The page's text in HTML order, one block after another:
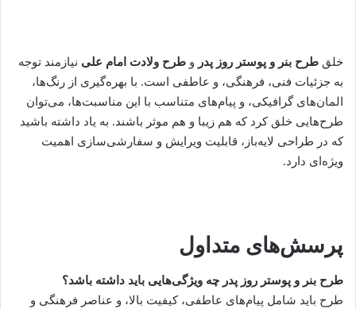
خلق طرح بنر و پوستر روز پدر و طرح ولادت امام علی نیازمند توجه
به جزئیات فنی، فرهنگی، و عاطفی است. با بهره‌گیری از رنگ‌ها،
المان‌های گرافیکی، و پیام‌های متناسب با این مناسبت‌ها، می‌توان
طرح‌هایی خلق کرد که هم زیبا و هم موثر باشند. به یاد داشته باشید
که در طراحی لایه‌باز، قابلیت ویرایش و سفارشی‌سازی اهمیت
ویژه‌ای دارد.
پرسش‌های متداول
طرح بنر و پوستر روز پدر چه ویژگی‌هایی باید داشته باشد؟
طرح باید شامل پیام‌های عاطفی، کیفیت بالا، و عناصر فرهنگی و